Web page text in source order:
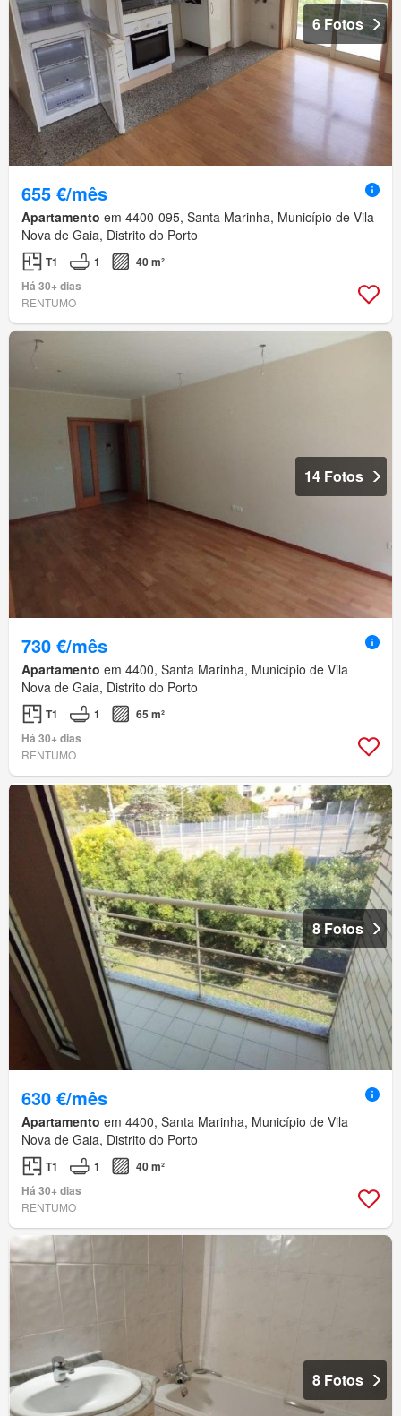
6 Fotos
655 €/mês
Apartamento em 4400-095, Santa Marinha, Município de Vila
Nova de Gaia, Distrito do Porto
T1 1
40 m²
Há 30+ dias
RENTUMO
14 Fotos
730 €/mês
Apartamento em 4400, Santa Marinha, Município de Vila
Nova de Gaia, Distrito do Porto
T1 1
65 m²
Há 30+ dias
RENTUMO
8 Fotos
630 €/mês
Apartamento em 4400, Santa Marinha, Município de Vila
Nova de Gaia, Distrito do Porto
T1 1
40 m²
Há 30+ dias
RENTUMO
8 Fotos